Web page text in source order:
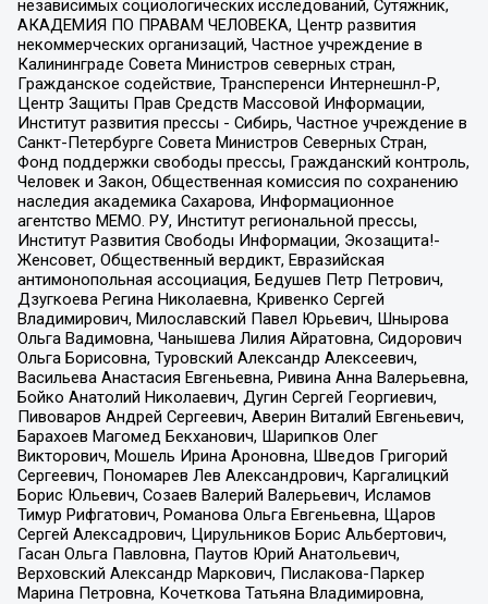
независимых социологических исследований, Сутяжник,
АКАДЕМИЯ ПО ПРАВАМ ЧЕЛОВЕКА, Центр развития
некоммерческих организаций, Частное учреждение в
Калининграде Совета Министров северных стран,
Гражданское содействие, Трансперенси Интернешнл-Р,
Центр Защиты Прав Средств Массовой Информации,
Институт развития прессы - Сибирь, Частное учреждение в
Санкт-Петербурге Совета Министров Северных Стран,
Фонд поддержки свободы прессы, Гражданский контроль,
Человек и Закон, Общественная комиссия по сохранению
наследия академика Сахарова, Информационное
агентство МЕМО. РУ, Институт региональной прессы,
Институт Развития Свободы Информации, Экозащита!-
Женсовет, Общественный вердикт, Евразийская
антимонопольная ассоциация, Бедушев Петр Петрович,
Дзугкоева Регина Николаевна, Кривенко Сергей
Владимирович, Милославский Павел Юрьевич, Шнырова
Ольга Вадимовна, Чанышева Лилия Айратовна, Сидорович
Ольга Борисовна, Туровский Александр Алексеевич,
Васильева Анастасия Евгеньевна, Ривина Анна Валерьевна,
Бойко Анатолий Николаевич, Дугин Сергей Георгиевич,
Пивоваров Андрей Сергеевич, Аверин Виталий Евгеньевич,
Барахоев Магомед Бекханович, Шарипков Олег
Викторович, Мошель Ирина Ароновна, Шведов Григорий
Сергеевич, Пономарев Лев Александрович, Каргалицкий
Борис Юльевич, Созаев Валерий Валерьевич, Исламов
Тимур Рифгатович, Романова Ольга Евгеньевна, Щаров
Сергей Алексадрович, Цирульников Борис Альбертович,
Гасан Ольга Павловна, Паутов Юрий Анатольевич,
Верховский Александр Маркович, Пислакова-Паркер
Марина Петровна, Кочеткова Татьяна Владимировна,